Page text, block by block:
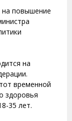
на повышение
на
временной
здоровья
35 лет.